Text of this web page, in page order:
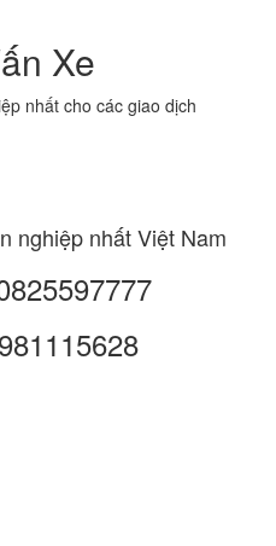
Xe
nhất cho các giao dịch
nghiệp nhất Việt Nam